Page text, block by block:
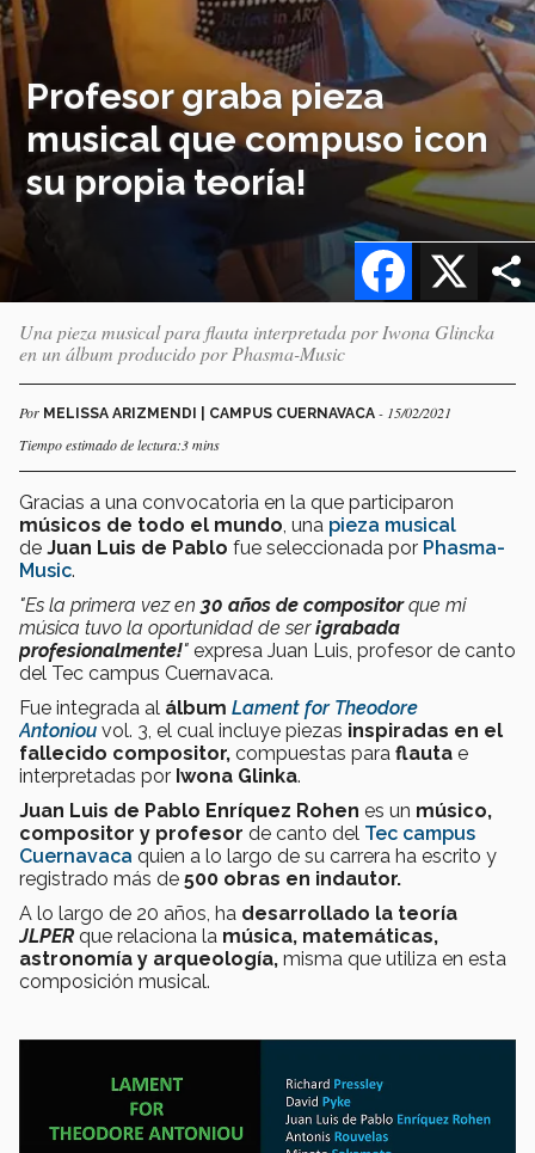
Profesor graba pieza
musical que compuso ¡con
su propia teoría!
X
Facebook
Una pieza musical para flauta interpretada por Iwona Glincka
en un álbum producido por Phasma-Music
Por MELISSA ARIZMENDI | CAMPUS CUERNAVACA - 15/02/2021
Tiempo estimado de lectura:3 mins
Gracias a una convocatoria en la que participaron
músicos de todo el mundo , una pieza musical
de Juan Luis de Pablo fue seleccionada por Phasma-
Music.
"Es la primera vez en 30 años de compositorque mi
música tuvo la oportunidad de ser¡grabada
profesionalmente!" expresa Juan Luis, profesor de canto
del Tec campus Cuernavaca.
Fue integrada al álbum Lament for Theodore
Antoniou vol. 3, el cual incluye piezas inspiradas en el
fallecido compositor, compuestas para flauta e
interpretadas por Iwona Glinka.
Juan Luis de Pablo Enríquez Rohen es un músico,
compositor y profesor de canto del Tec campus
Cuernavaca quien a lo largo de su carrera ha escrito y
registrado más de 500 obras en indautor.
A lo largo de 20 años, ha desarrollado la teoría
JLPER que relaciona la música, matemáticas,
astronomía y arqueología, misma que utiliza en esta
composición musical.